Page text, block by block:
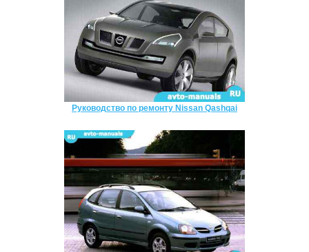
Руководство по ремонту Nissan Qashqai